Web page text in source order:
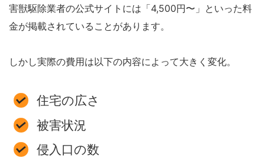
害獣駆除業者の公式サイトには「4,500円〜」といった料
金が掲載されていることがあります。
しかし実際の費用は以下の内容によって大きく変化。
住宅の広さ
被害状況
侵入口の数